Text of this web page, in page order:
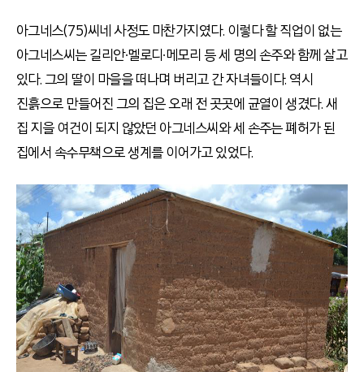
아그네스(75)씨네 사정도 마찬가지였다. 이렇다 할 직업이 없는
아그네스씨는 길리안∙멜로디∙메모리 등 세 명의 손주와 함께 살고
있다. 그의 딸이 마을을 떠나며 버리고 간 자녀들이다. 역시
진흙으로 만들어진 그의 집은 오래 전 곳곳에 균열이 생겼다. 새
집 지을 여건이 되지 않았던 아그네스씨와 세 손주는 폐허가 된
집에서 속수무책으로 생계를 이어가고 있었다.